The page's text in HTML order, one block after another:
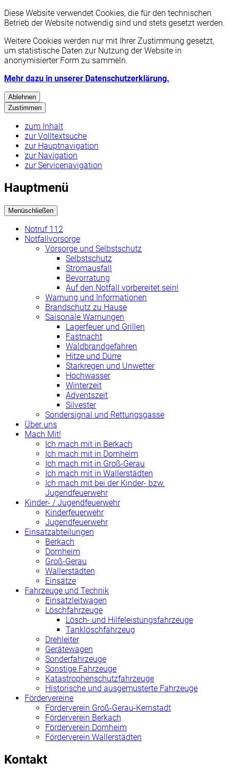
Diese Website verwendet Cookies, die für den technischen
Betrieb der Website notwendig sind und stets gesetzt werden.
Weitere Cookies werden nur mit Ihrer Zustimmung gesetzt,
um statistische Daten zur Nutzung der Website in
anonymisierter Form zu sammeln.
Mehr dazu in unserer Datenschutzerklärung.
Ablehnen
Zustimmen
zum Inhalt
zur Volltextsuche
zur Hauptnavigation
zur Navigation
zur Servicenavigation
Hauptmenü
Menüschließen
Notruf 112
Notfallvorsorge
Vorsorge und Selbstschutz
Selbstschutz
Stromausfall
Bevorratung
Auf den Notfall vorbereitet sein!
Warnung und Informationen
Brandschutz zu Hause
Saisonale Warnungen
Lagerfeuer und Grillen
Fastnacht
Waldbrandgefahren
Hitze und Dürre
Starkregen und Unwetter
Hochwasser
Winterzeit
Adventszeit
Silvester
Sondersignal und Rettungsgasse
Über uns
Mach Mit!
Ich mach mit in Berkach
Ich mach mit in Dornheim
Ich mach mit in Groß-Gerau
Ich mach mit in Wallerstädten
Ich mach mit bei der Kinder- bzw.
Jugendfeuerwehr
Kinder- / Jugendfeuerwehr
Kinderfeuerwehr
Jugendfeuerwehr
Einsatzabteilungen
Berkach
Dornheim
Groß-Gerau
Wallerstädten
Einsätze
Fahrzeuge und Technik
Einsatzleitwagen
Löschfahrzeuge
Lösch- und Hilfeleistungsfahrzeuge
Tanklöschfahrzeug
Drehleiter
Gerätewagen
Sonderfahrzeuge
Sonstige Fahrzeuge
Katastrophenschutzfahrzeuge
Historische und ausgemusterte Fahrzeuge
Fördervereine
Förderverein Groß-Gerau-Kernstadt
Förderverein Berkach
Förderverein Dornheim
Förderverein Wallerstädten
Kontakt